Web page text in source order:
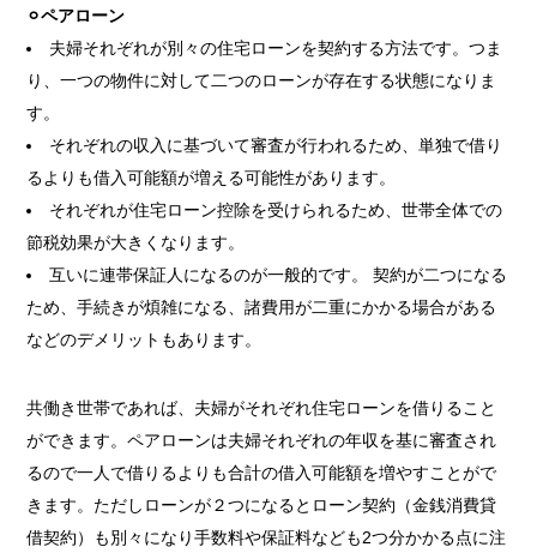
⚪︎ペアローン
夫婦それぞれが別々の住宅ローンを契約する方法です。つま
り、一つの物件に対して二つのローンが存在する状態になりま
す。
それぞれの収入に基づいて審査が行われるため、単独で借り
るよりも借入可能額が増える可能性があります。
それぞれが住宅ローン控除を受けられるため、世帯全体での
節税効果が大きくなります。
互いに連帯保証人になるのが一般的です。 契約が二つになる
ため、手続きが煩雑になる、諸費用が二重にかかる場合がある
などのデメリットもあります。
共働き世帯であれば、夫婦がそれぞれ住宅ローンを借りること
ができます。ペアローンは夫婦それぞれの年収を基に審査され
るので一人で借りるよりも合計の借入可能額を増やすことがで
きます。ただしローンが２つになるとローン契約（金銭消費貸
借契約）も別々になり手数料や保証料なども2つ分かかる点に注